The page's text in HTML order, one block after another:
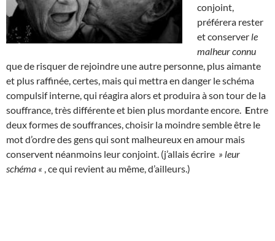
conjoint,
préférera rester
et conserver le
malheur connu
que de risquer de rejoindre une autre personne, plus aimante
et plus raffinée, certes, mais qui mettra en danger le schéma
compulsif interne, qui réagira alors et produira à son tour de la
souffrance, très différente et bien plus mordante encore. Entre
deux formes de souffrances, choisir la moindre semble être le
mot d’ordre des gens qui sont malheureux en amour mais
conservent néanmoins leur conjoint. (j’allais écrire » leur
schéma « , ce qui revient au même, d’ailleurs.)